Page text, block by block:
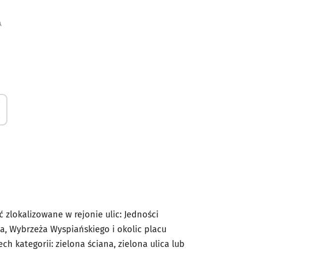
zlokalizowane w rejonie ulic: Jedności
Wybrzeża Wyspiańskiego i okolic placu
kategorii: zielona ściana, zielona ulica lub